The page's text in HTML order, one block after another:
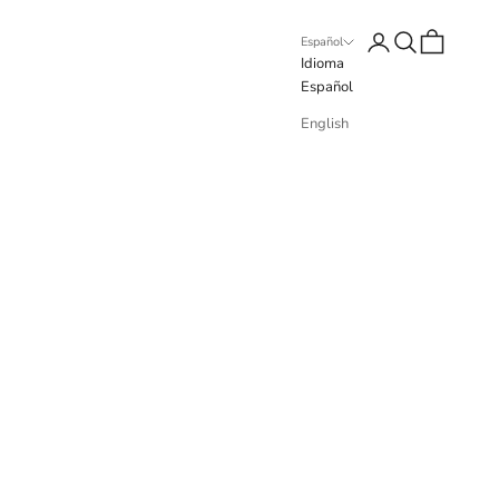
Español
Idioma
Español
English
Iniciar sesión
Buscar
Cesta